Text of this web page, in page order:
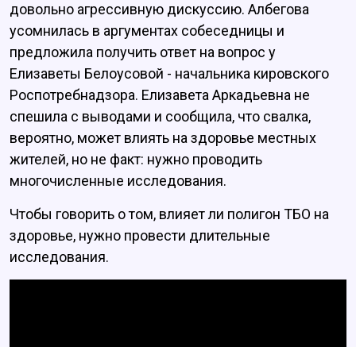
довольно агрессивную дискуссию. Албегова
усомнилась в аргументах собеседницы и
предложила получить ответ на вопрос у
Елизаветы Белоусовой - начальника кировского
Роспотребнадзора. Елизавета Аркадьевна не
спешила с выводами и сообщила, что свалка,
вероятно, может влиять на здоровье местных
жителей, но не факт: нужно проводить
многочисленные исследования.
Чтобы говорить о том, влияет ли полигон ТБО на
здоровье, нужно провести длительные
исследования.